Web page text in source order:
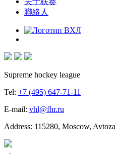
聯絡人
Supreme hockey league
Tel: +7 (495) 647-71-11
E-mail: vhl@fhr.ru
Address: 115280, Moscow,